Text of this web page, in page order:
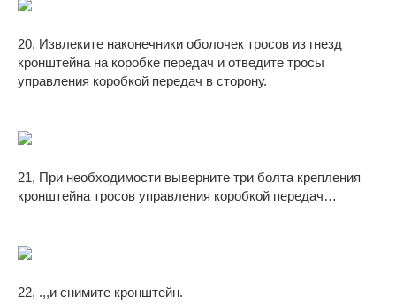
20. Извлеките наконечники оболочек тросов из гнезд
кронштейна на коробке передач и отведите тросы
управления коробкой передач в сторону.
21, При необходимости выверните три болта крепления
кронштейна тросов управления коробкой передач…
22, .,,и снимите кронштейн.